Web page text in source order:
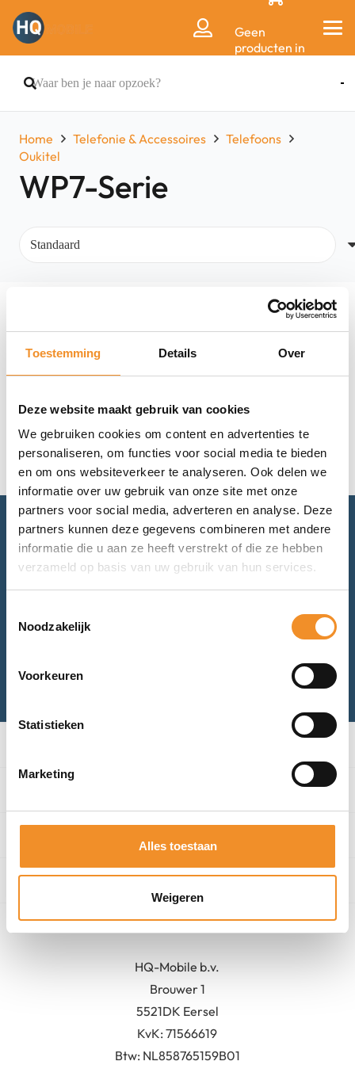
Toestemming Details Over
Deze website maakt gebruik van cookies
We gebruiken cookies om content en advertenties te
personaliseren, om functies voor social media te bieden
en om ons websiteverkeer te analyseren. Ook delen we
informatie over uw gebruik van onze site met onze
partners voor social media, adverteren en analyse. Deze
partners kunnen deze gegevens combineren met andere
informatie die u aan ze heeft verstrekt of die ze hebben
verzameld op basis van uw gebruik van hun services.
Noodzakelijk
Voorkeuren
Statistieken
Marketing
Alles toestaan
Weigeren
Geen
producten in
Home Telefonie & Accessoires
Telefoons
Oukitel
WP7-Serie
Advies nodig? Bel of mail ons.
Voor retourneren of garantie: mail ons.
Contact
Bedrijfsgegevens
HQ-Mobile b.v.
Brouwer 1
5521DK Eersel
KvK:71566619
Btw: NL858765159B01